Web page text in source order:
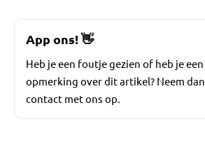
App ons!👋
Heb je een foutje gezien of heb je een
opmerking over dit artikel? Neem dan
contact met ons op.